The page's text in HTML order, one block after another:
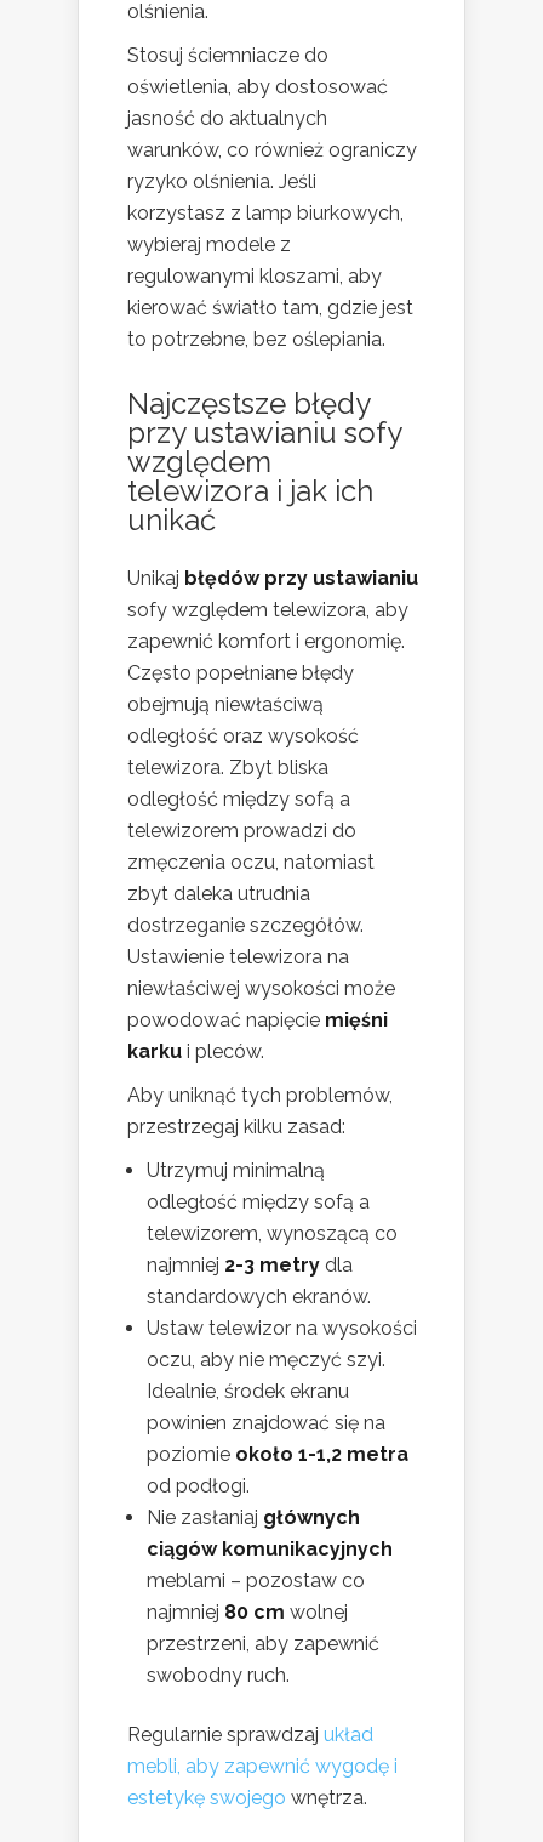
olśnienia.
Stosuj ściemniacze do
oświetlenia, aby dostosować
jasność do aktualnych
warunków, co również ograniczy
ryzyko olśnienia. Jeśli
korzystasz z lamp biurkowych,
wybieraj modele z
regulowanymi kloszami, aby
kierować światło tam, gdzie jest
to potrzebne, bez oślepiania.
Najczęstsze błędy
przy ustawianiu sofy
względem
telewizora i jak ich
unikać
Unikaj błędów przy ustawianiu
sofy względem telewizora, aby
zapewnić komfort i ergonomię.
Często popełniane błędy
obejmują niewłaściwą
odległość oraz wysokość
telewizora. Zbyt bliska
odległość między sofą a
telewizorem prowadzi do
zmęczenia oczu, natomiast
zbyt daleka utrudnia
dostrzeganie szczegółów.
Ustawienie telewizora na
niewłaściwej wysokości może
powodować napięcie mięśni
karku i pleców.
Aby uniknąć tych problemów,
przestrzegaj kilku zasad:
Utrzymuj minimalną
odległość między sofą a
telewizorem, wynoszącą co
najmniej 2-3 metry dla
standardowych ekranów.
Ustaw telewizor na wysokości
oczu, aby nie męczyć szyi.
Idealnie, środek ekranu
powinien znajdować się na
poziomie około 1-1,2 metra
od podłogi.
Nie zasłaniaj głównych
ciągów komunikacyjnych
meblami – pozostaw co
najmniej 80 cm wolnej
przestrzeni, aby zapewnić
swobodny ruch.
Regularnie sprawdzaj układ
mebli, aby zapewnić wygodę i
estetykę swojego wnętrza.